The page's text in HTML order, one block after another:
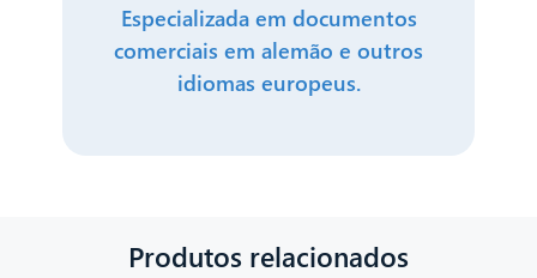
Especializada em documentos
comerciais em alemão e outros
idiomas europeus.
Produtos relacionados